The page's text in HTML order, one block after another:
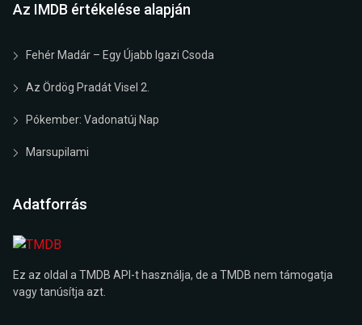
Az IMDB értékelése alapján
Fehér Madár – Egy Újabb Igazi Csoda
Az Ördög Pradát Visel 2.
Pókember: Vadonatúj Nap
Marsupilami
Adatforrás
Ez az oldal a TMDB API-t használja, de a TMDB nem támogatja
vagy tanúsítja azt.